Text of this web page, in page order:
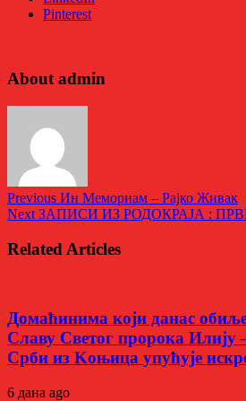
Pinterest
About admin
Previous Ин Мемориам – Рајко Живак
Next ЗАПИСИ ИЗ РОДОКРАЈА :
Related Articles
Домаћинима који данас
Славу Светог пророка Илију
Срби из Kоњица упућује
6 дана ago